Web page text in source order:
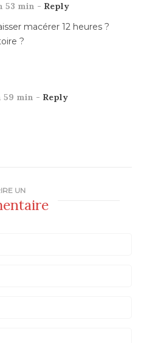
53 min - Reply
macérer 12 heures ?
?
59 min - Reply
UN